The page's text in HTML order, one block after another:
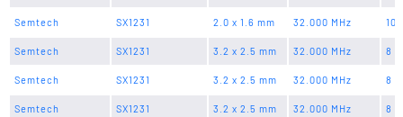
Semtech SX1231 2.0 x 1.6 mm 32.000 MHz 10
Semtech SX1231 3.2 x 2.5 mm 32.000 MHz 8
Semtech SX1231 3.2 x 2.5 mm 32.000 MHz 8
Semtech SX1231 3.2 x 2.5 mm 32.000 MHz 8